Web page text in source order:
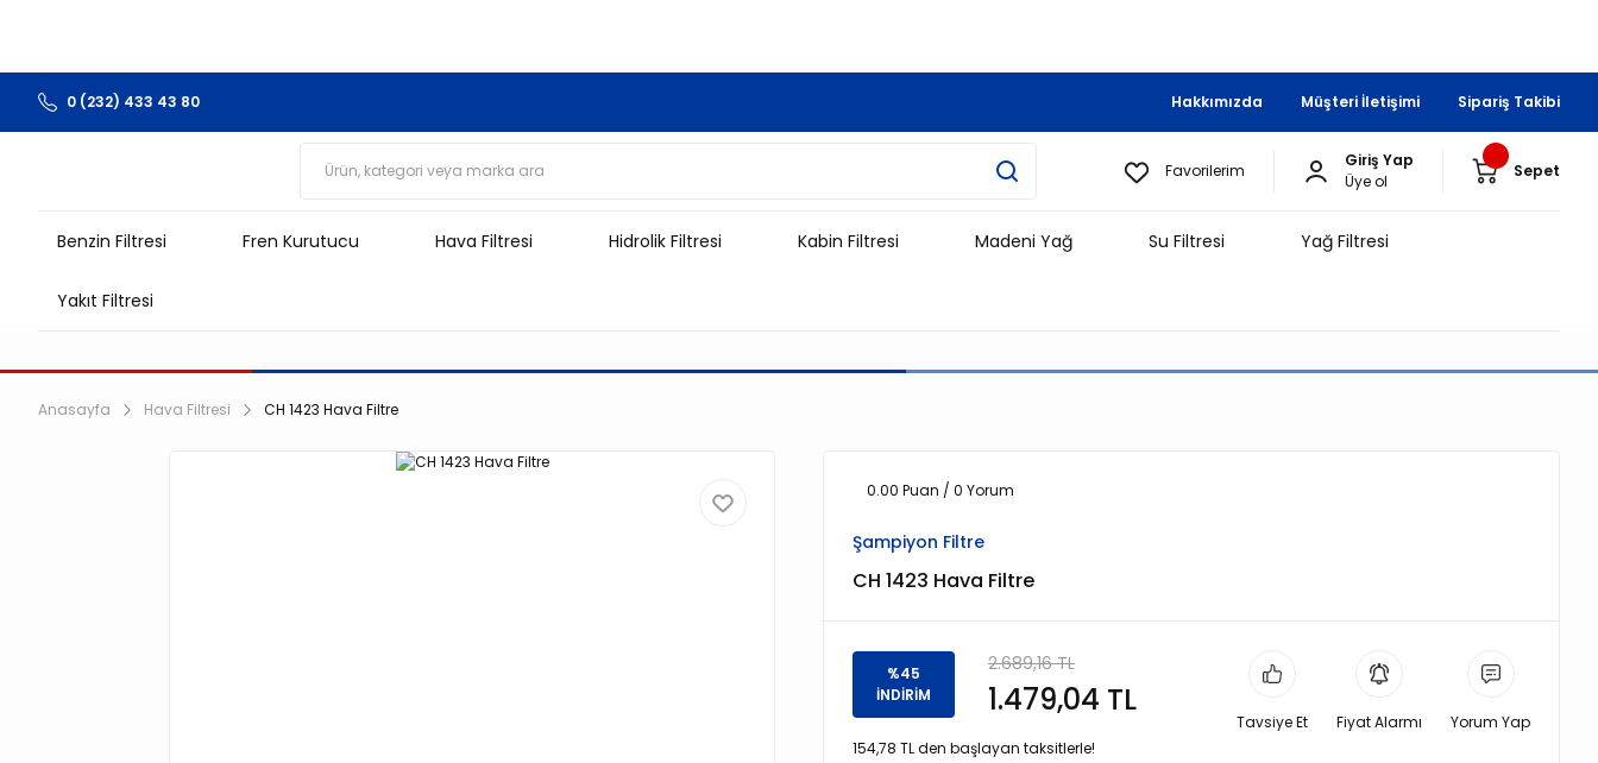
0 (232) 433 43 80 Hakkımızda Müşteri İletişimi Sipariş Takibi
Favorilerim
Giriş Yap
Üye ol
Sepet
Benzin Filtresi Fren Kurutucu Hava Filtresi Hidrolik Filtresi Kabin Filtresi Madeni Yağ Su Filtresi Yağ Filtresi
Yakıt Filtresi
Anasayfa Hava Filtresi CH 1423 Hava Filtre
0.00 Puan / 0 Yorum
Şampiyon Filtre
CH 1423 Hava Filtre
%45
İNDİRİM
2.689,16 TL
1.479,04 TL
154,78 TL den başlayan taksitlerle!
Tavsiye Et Fiyat Alarmı Yorum Yap